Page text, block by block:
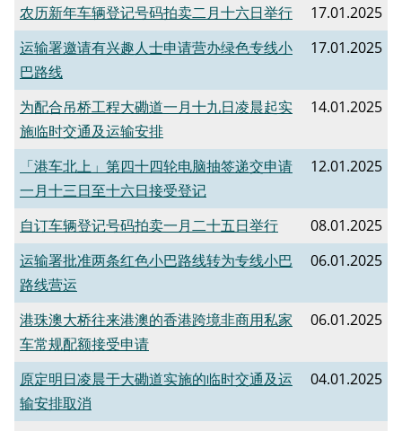
​农历新年车辆登记号码拍卖二月十六日举行
17.01.2025
运输署邀请有兴趣人士申请营办绿色专线小
巴路线
17.01.2025
为配合吊桥工程大磡道一月十九日凌晨起实
施临时交通及运输安排
14.01.2025
「港车北上」第四十四轮电脑抽签递交申请
一月十三日至十六日接受登记
12.01.2025
自订车辆登记号码拍卖一月二十五日举行
08.01.2025
运输署批准两条红色小巴路线转为专线小巴
路线营运
06.01.2025
港珠澳大桥往来港澳的香港跨境非商用私家
车常规配额接受申请
06.01.2025
原定明日凌晨于大磡道实施的临时交通及运
输安排取消
04.01.2025